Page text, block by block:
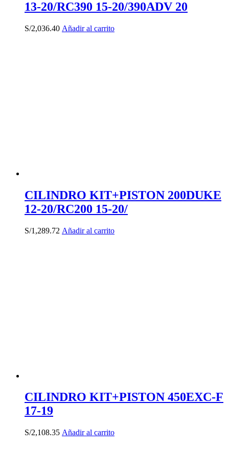
13-20/RC390 15-20/390ADV 20
S/2,036.40 Añadir al carrito
CILINDRO KIT+PISTON 200DUKE
12-20/RC200 15-20/
S/1,289.72 Añadir al carrito
CILINDRO KIT+PISTON 450EXC-F
17-19
S/2,108.35 Añadir al carrito